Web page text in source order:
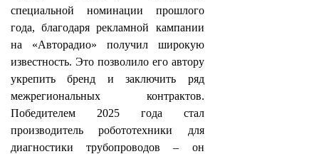
специальной номинации прошлого
года, благодаря рекламной кампании
на «Авторадио» получил широкую
известность. Это позволило его автору
укрепить бренд и заключить ряд
межрегиональных контрактов.
Победителем 2025 года стал
производитель робототехники для
диагностики трубопроводов – он